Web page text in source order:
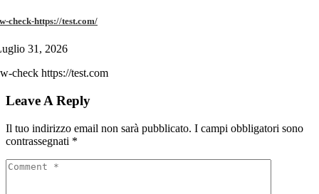
check-https://test.com/
31, 2026
check https://test.com
Leave A Reply
Il tuo indirizzo email non sarà pubblicato. I campi obbligatori sono
contrassegnati *